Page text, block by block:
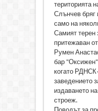
територията
Слънчев бряг
само на
Самият терен
притежаван
Румен
бар "Оксижен"
когато
заведението
издаването
строеж.